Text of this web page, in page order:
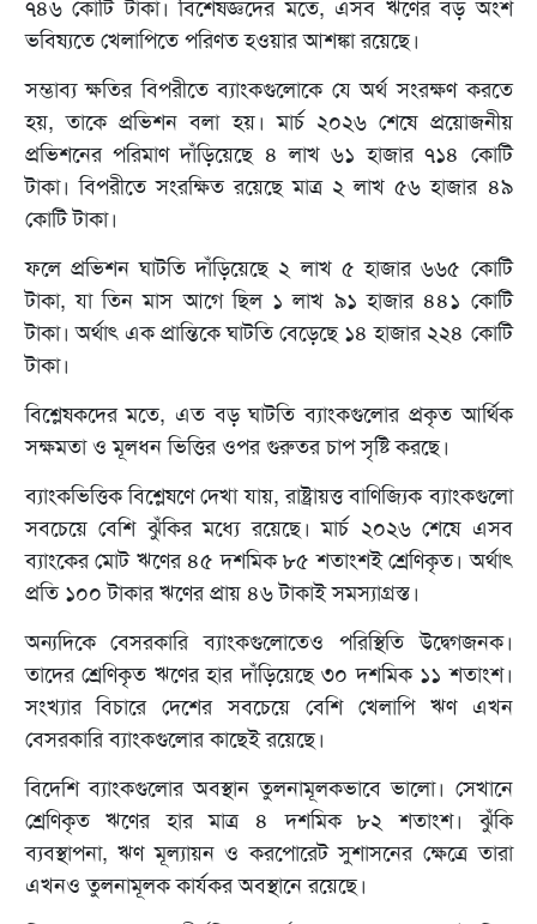
৭৪৬ কোটি টাকা। বিশেষজ্ঞদের মতে, এসব ঋণের বড় অংশ
ভবিষ্যতে খেলাপিতে পরিণত হওয়ার আশঙ্কা রয়েছে।
সম্ভাব্য ক্ষতির বিপরীতে ব্যাংকগুলোকে যে অর্থ সংরক্ষণ করতে
হয়, তাকে প্রভিশন বলা হয়। মার্চ ২০২৬ শেষে প্রয়োজনীয়
প্রভিশনের পরিমাণ দাঁড়িয়েছে ৪ লাখ ৬১ হাজার ৭১৪ কোটি
টাকা। বিপরীতে সংরক্ষিত রয়েছে মাত্র ২ লাখ ৫৬ হাজার ৪৯
কোটি টাকা।
ফলে প্রভিশন ঘাটতি দাঁড়িয়েছে ২ লাখ ৫ হাজার ৬৬৫ কোটি
টাকা, যা তিন মাস আগে ছিল ১ লাখ ৯১ হাজার ৪৪১ কোটি
টাকা। অর্থাৎ এক প্রান্তিকে ঘাটতি বেড়েছে ১৪ হাজার ২২৪ কোটি
টাকা।
বিশ্লেষকদের মতে, এত বড় ঘাটতি ব্যাংকগুলোর প্রকৃত আর্থিক
সক্ষমতা ও মূলধন ভিত্তির ওপর গুরুতর চাপ সৃষ্টি করছে।
ব্যাংকভিত্তিক বিশ্লেষণে দেখা যায়, রাষ্ট্রায়ত্ত বাণিজ্যিক ব্যাংকগুলো
সবচেয়ে বেশি ঝুঁকির মধ্যে রয়েছে। মার্চ ২০২৬ শেষে এসব
ব্যাংকের মোট ঋণের ৪৫ দশমিক ৮৫ শতাংশই শ্রেণিকৃত। অর্থাৎ
প্রতি ১০০ টাকার ঋণের প্রায় ৪৬ টাকাই সমস্যাগ্রস্ত।
অন্যদিকে বেসরকারি ব্যাংকগুলোতেও পরিস্থিতি উদ্বেগজনক।
তাদের শ্রেণিকৃত ঋণের হার দাঁড়িয়েছে ৩০ দশমিক ১১ শতাংশ।
সংখ্যার বিচারে দেশের সবচেয়ে বেশি খেলাপি ঋণ এখন
বেসরকারি ব্যাংকগুলোর কাছেই রয়েছে।
বিদেশি ব্যাংকগুলোর অবস্থান তুলনামূলকভাবে ভালো। সেখানে
শ্রেণিকৃত ঋণের হার মাত্র ৪ দশমিক ৮২ শতাংশ। ঝুঁকি
ব্যবস্থাপনা, ঋণ মূল্যায়ন ও করপোরেট সুশাসনের ক্ষেত্রে তারা
এখনও তুলনামূলক কার্যকর অবস্থানে রয়েছে।